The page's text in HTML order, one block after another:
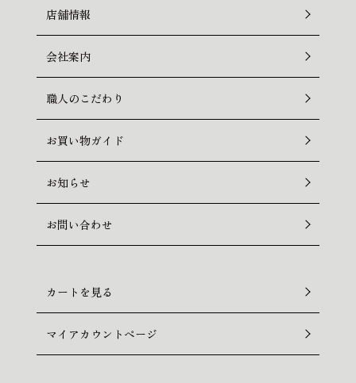
店舗情報
会社案内
職人のこだわり
お買い物ガイド
お知らせ
お問い合わせ
カートを見る
マイアカウントページ